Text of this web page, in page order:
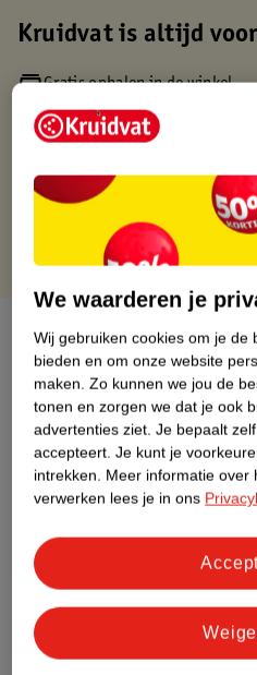
Kruidvat is altijd
Gratis ophalen in de winkel
Op werkdagen voor 22:00 uur
Gratis thuisbezorgd vanaf
Gratis punten met je Kruidvat
Over dit product
Productinformatie
Etiketinformatie
Nature Impact Score
Impact
Meer
We waarderen je
Wij gebruiken cookies om je de
bieden en om onze website
maken. Zo kunnen we jou de
tonen en zorgen we dat je ook
advertenties ziet. Je bepaalt
accepteert. Je kunt je
intrekken. Meer informatie over
verwerken lees je in ons